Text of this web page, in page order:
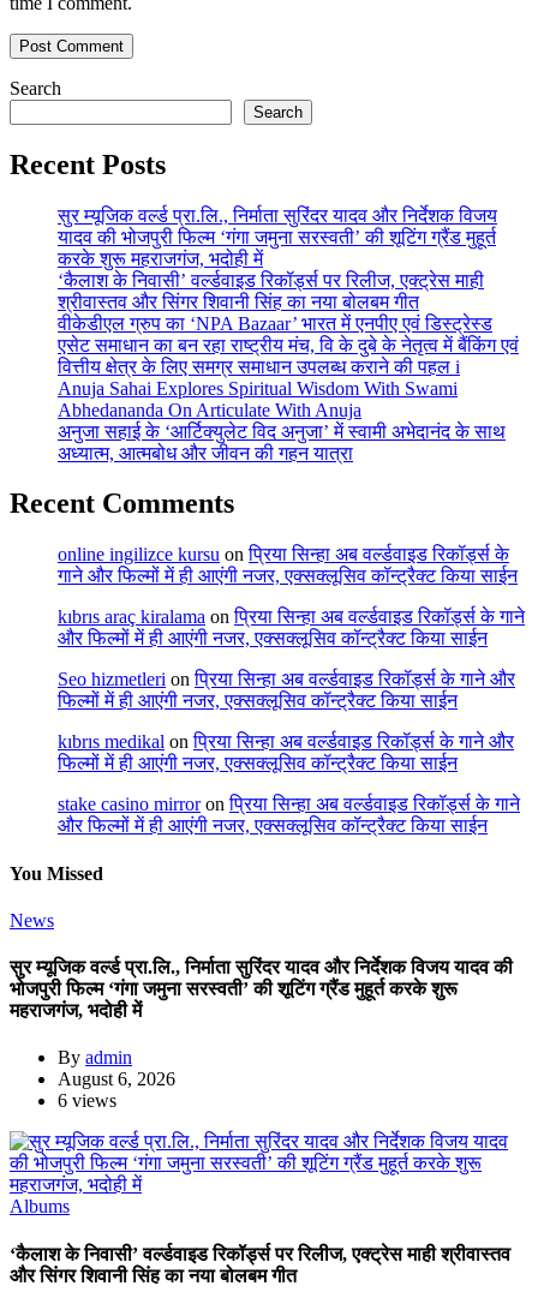
Search
Search
Recent Posts
सुर म्यूजिक वर्ल्ड प्रा.लि., निर्माता सुरिंदर यादव और निर्देशक विजय
यादव की भोजपुरी फिल्म ‘गंगा जमुना सरस्वती’ की शूटिंग ग्रैंड मुहूर्त
करके शुरू महराजगंज, भदोही में
‘कैलाश के निवासी’ वर्ल्डवाइड रिकॉर्ड्स पर रिलीज, एक्ट्रेस माही
श्रीवास्तव और सिंगर शिवानी सिंह का नया बोलबम गीत
वीकेडीएल ग्रुप का ‘NPA Bazaar’ भारत में एनपीए एवं डिस्ट्रेस्ड
एसेट समाधान का बन रहा राष्ट्रीय मंच, वि के दुबे के नेतृत्व में बैंकिंग एवं
वित्तीय क्षेत्र के लिए समग्र समाधान उपलब्ध कराने की पहल i
Anuja Sahai Explores Spiritual Wisdom With Swami
Abhedananda On Articulate With Anuja
अनुजा सहाई के ‘आर्टिक्युलेट विद अनुजा’ में स्वामी अभेदानंद के साथ
अध्यात्म, आत्मबोध और जीवन की गहन यात्रा
Recent Comments
online ingilizce kursu onप्रिया सिन्हा अब वर्ल्डवाइड रिकॉर्ड्स के
गाने और फिल्मों में ही आएंगी नजर, एक्सक्लूसिव कॉन्ट्रैक्ट किया साईन
kıbrıs araç kiralama onप्रिया सिन्हा अब वर्ल्डवाइड रिकॉर्ड्स के गाने
और फिल्मों में ही आएंगी नजर, एक्सक्लूसिव कॉन्ट्रैक्ट किया साईन
Seo hizmetleri onप्रिया सिन्हा अब वर्ल्डवाइड रिकॉर्ड्स के गाने और
फिल्मों में ही आएंगी नजर, एक्सक्लूसिव कॉन्ट्रैक्ट किया साईन
kıbrıs medikal onप्रिया सिन्हा अब वर्ल्डवाइड रिकॉर्ड्स के गाने और
फिल्मों में ही आएंगी नजर, एक्सक्लूसिव कॉन्ट्रैक्ट किया साईन
stake casino mirroronप्रिया सिन्हा अब वर्ल्डवाइड रिकॉर्ड्स के गाने
और फिल्मों में ही आएंगी नजर, एक्सक्लूसिव कॉन्ट्रैक्ट किया साईन
You Missed
News
सुर म्यूजिक वर्ल्ड प्रा.लि., निर्माता सुरिंदर यादव और निर्देशक विजय यादव की
भोजपुरी फिल्म ‘गंगा जमुना सरस्वती’ की शूटिंग ग्रैंड मुहूर्त करके शुरू
महराजगंज, भदोही में
By admin
August 6, 2026
6 views
Albums
‘कैलाश के निवासी’ वर्ल्डवाइड रिकॉर्ड्स पर रिलीज, एक्ट्रेस माही श्रीवास्तव
और सिंगर शिवानी सिंह का नया बोलबम गीत